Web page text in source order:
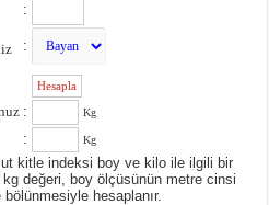
:
:
: Kg
: Kg
kitle indeksi boy ve kilo ile ilgili bir
kg değeri, boy ölçüsünün metre cinsi
hesaplanır.